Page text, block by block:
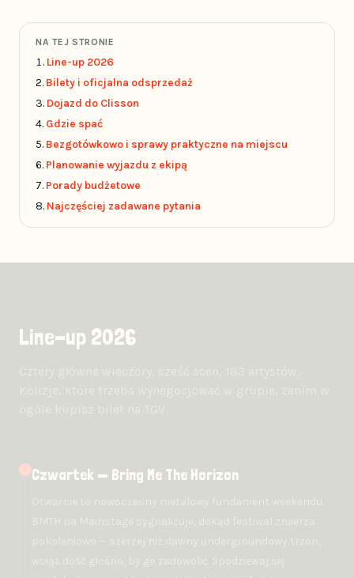
NA TEJ STRONIE
Line-up 2026
Bilety i oficjalna odsprzedaż
Dojazd do Clisson
Gdzie spać
Bezgotówkowo i sprawy praktyczne na miejscu
Planowanie wyjazdu z ekipą
Porady budżetowe
Najczęściej zadawane pytania
Line-up 2026
Czwartek — Bring Me The Horizon